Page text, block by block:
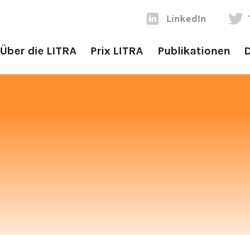
LinkedIn
Über die LITRA Prix LITRA Publikationen